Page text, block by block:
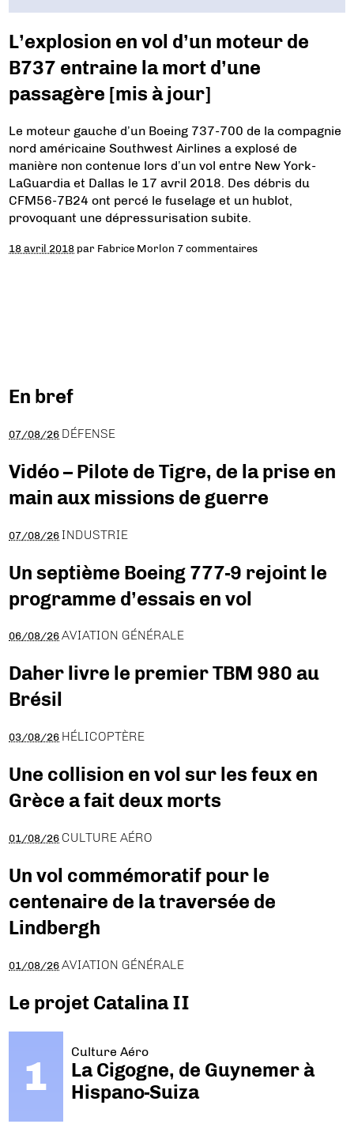
L’explosion en vol d’un moteur de
B737 entraine la mort d’une
passagère [mis à jour]
Le moteur gauche d’un Boeing 737-700 de la compagnie
nord américaine Southwest Airlines a explosé de
manière non contenue lors d’un vol entre New York-
LaGuardia et Dallas le 17 avril 2018. Des débris du
CFM56-7B24 ont percé le fuselage et un hublot,
provoquant une dépressurisation subite.
18 avril 2018 par Fabrice Morlon 7 commentaires
En bref
07/08/26 DÉFENSE
Vidéo – Pilote de Tigre, de la prise en
main aux missions de guerre
07/08/26 INDUSTRIE
Un septième Boeing 777-9 rejoint le
programme d’essais en vol
06/08/26 AVIATION GÉNÉRALE
Daher livre le premier TBM 980 au
Brésil
03/08/26 HÉLICOPTÈRE
Une collision en vol sur les feux en
Grèce a fait deux morts
01/08/26 CULTURE AÉRO
Un vol commémoratif pour le
centenaire de la traversée de
Lindbergh
01/08/26 AVIATION GÉNÉRALE
Le projet Catalina II
Culture Aéro
La Cigogne, de Guynemer à
Hispano-Suiza